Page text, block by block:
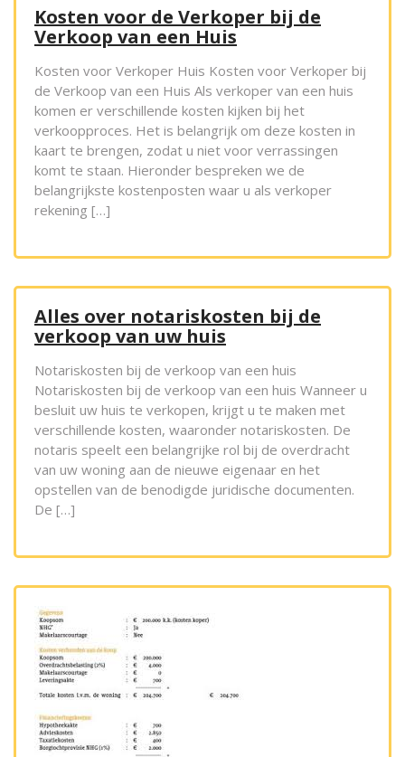
Kosten voor de Verkoper bij de
Verkoop van een Huis
Kosten voor Verkoper Huis Kosten voor Verkoper bij
de Verkoop van een Huis Als verkoper van een huis
komen er verschillende kosten kijken bij het
verkoopproces. Het is belangrijk om deze kosten in
kaart te brengen, zodat u niet voor verrassingen
komt te staan. Hieronder bespreken we de
belangrijkste kostenposten waar u als verkoper
rekening […]
Alles over notariskosten bij de
verkoop van uw huis
Notariskosten bij de verkoop van een huis
Notariskosten bij de verkoop van een huis Wanneer u
besluit uw huis te verkopen, krijgt u te maken met
verschillende kosten, waaronder notariskosten. De
notaris speelt een belangrijke rol bij de overdracht
van uw woning aan de nieuwe eigenaar en het
opstellen van de benodigde juridische documenten.
De […]